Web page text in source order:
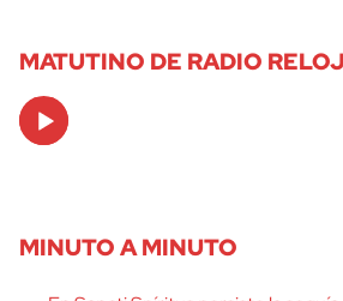
MATUTINO DE RADIO
Audio
Player
MINUTO A MINUTO